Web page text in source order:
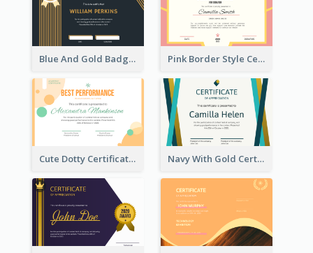
Blue And Gold Badge Appreciation Certificate Pink Border Style Certificate Design Template
Cute Dotty Certificate Design Template Idea Navy With Gold Certificate